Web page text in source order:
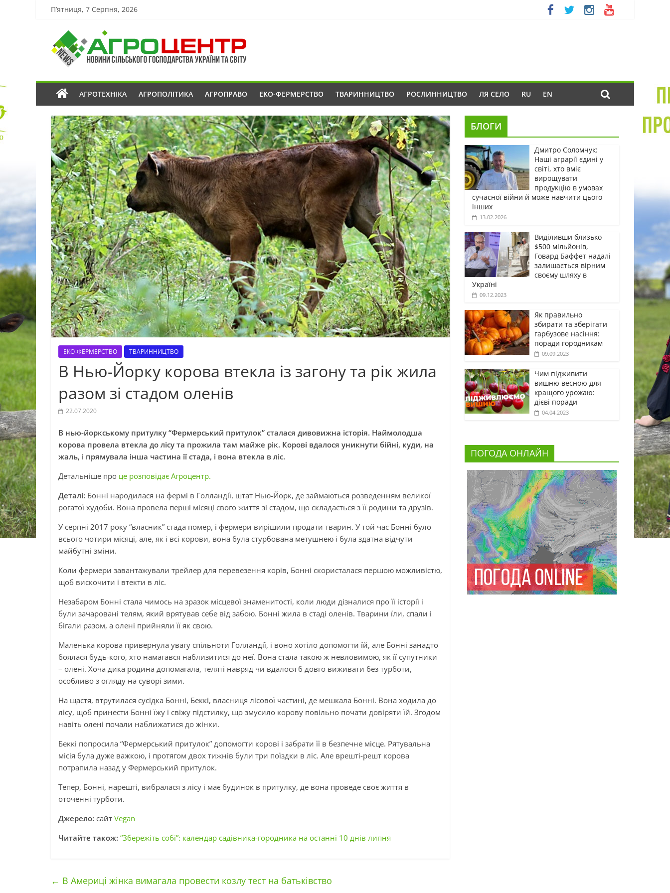
П’ятниця, 7 Серпня, 2026
АГРОТЕХНІКА АГРОПОЛІТИКА АГРОПРАВО ЕКО-ФЕРМЕРСТВО ТВАРИННИЦТВО РОСЛИННИЦТВО ЛЯ СЕЛО RU EN
ЕКО-ФЕРМЕРСТВО ТВАРИННИЦТВО
В Нью-Йорку корова втекла із загону та рік жила
разом зі стадом оленів
22.07.2020
В нью-йоркському притулку “Фермерський притулок” сталася дивовижна історія. Наймолодша
корова провела втекла до лісу та прожила там майже рік. Корові вдалося уникнути бійні, куди, на
жаль, і прямувала інша частина її стада, і вона втекла в ліс.
Детальніше про це розповідає Агроцентр.
Деталі: Бонні народилася на фермі в Голландії, штат Нью-Йорк, де займаються розведенням великої
рогатої худоби. Вона провела перші місяці свого життя зі стадом, що складається з її родини та друзів.
У серпні 2017 року “власник” стада помер, і фермери вирішили продати тварин. У той час Бонні було
всього чотири місяці, але, як і всі корови, вона була стурбована метушнею і була здатна відчути
майбутні зміни.
Коли фермери завантажували трейлер для перевезення корів, Бонні скористалася першою можливістю,
щоб вискочити і втекти в ліс.
Незабаром Бонні стала чимось на зразок місцевої знаменитості, коли люди дізналися про її історії і
були зачаровані телям, який врятував себе від забою. Бонні жила в стаді оленів. Тварини їли, спали і
бігали разом, а олені прийняли її як свою.
Маленька корова привернула увагу спільноти Голландії, і воно хотіло допомогти їй, але Бонні занадто
боялася будь-кого, хто намагався наблизитися до неї. Вона стала такою ж невловимою, як її супутники
– олені. Хоча дика родина допомагала, теляті навряд чи вдалося б довго виживати без турботи,
особливо з огляду на суворі зими.
На щастя, втрутилася сусідка Бонні, Беккі, власниця лісової частині, де мешкала Бонні. Вона ходила до
лісу, щоб принести Бонні їжу і свіжу підстилку, що змусило корову повільно почати довіряти їй. Згодом
навіть олені почали наближатися до жінки.
Беккі попросила “Фермерський притулок” допомогти корові і забрати її в безпечне місце. Рятувальна
місія була дуже важкою, і протягом двох тижнів були три поїздки в ліс. Але врешті-решт корова
потрапила назад у Фермерський притулок.
Тепер, Бонні, нарешті, вибралася з лісу і має будинок в притулку, де вона проведе своє життя в
оточенні турботи.
Джерело: сайт Vegan
Читайте також: “Збережіть собі”: календар садівника-городника на останні 10 днів липня
← В Америці жінка вимагала провести козлу тест на батьківство
БЛОГИ
Дмитро Соломчук:
Наші аграрії єдині у
світі, хто вміє
вирощувати
продукцію в умовах
сучасної війни й може навчити цього
інших
13.02.2026
Виділивши близько
$500 мільйонів,
Говард Баффет надалі
залишається вірним
своєму шляху в
Україні
09.12.2023
Як правильно
збирати та зберігати
гарбузове насіння:
поради городникам
09.09.2023
Чим підживити
вишню весною для
кращого урожаю:
дієві поради
04.04.2023
ПОГОДА ОНЛАЙН